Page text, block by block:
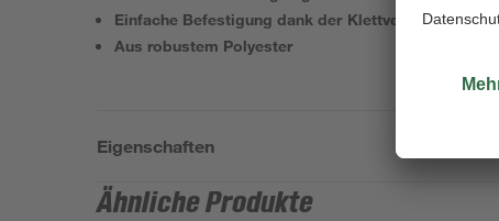
Einfache Befestigung dank der Klettverschlüsse
Aus robustem Polyester
Eigenschaften
Ähnliche Produkte